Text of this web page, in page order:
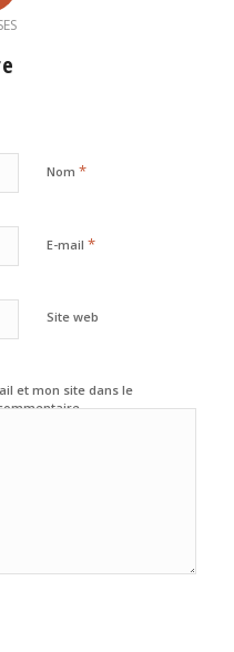
Nom *
E-mail *
Site web
et mon site dans le